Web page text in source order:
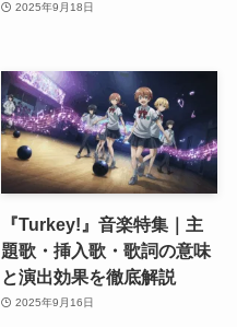
2025年9月18日
『Turkey!』音楽特集｜主
題歌・挿入歌・歌詞の意味
と演出効果を徹底解説
2025年9月16日